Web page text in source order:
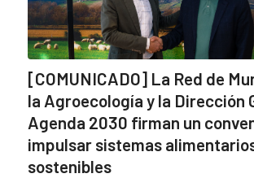
[COMUNICADO] La Red de
la Agroecología y la Dirección
Agenda 2030 firman un
impulsar sistemas
sostenibles